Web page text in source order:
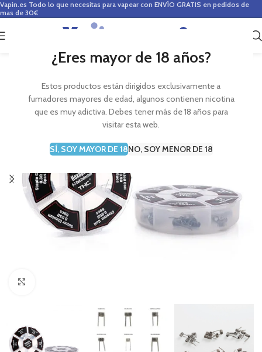
¿Eres mayor de 18 años?
Estos productos están dirigidos exclusivamente a
fumadores mayores de edad, algunos contienen nicotina
que es muy adictiva. Debes tener más de 18 años para
visitar esta web.
SÍ, SOY MAYOR DE 18NO, SOY MENOR DE 18
Vapin.es Todo lo que necesitas para vapear con ENVÍO GRATIS en pedidos de
mas de 30€
0